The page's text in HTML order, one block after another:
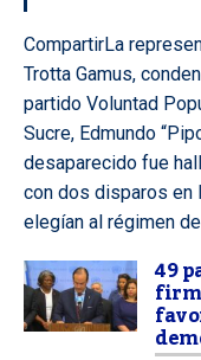
CompartirLa
Trotta Gamus,
partido Voluntad
Sucre, Edmundo
desaparecido fue
con dos disparos en
elegían al régimen
49